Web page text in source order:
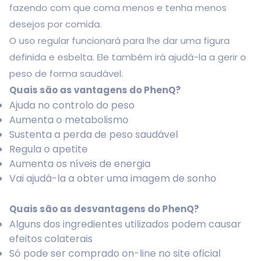
fazendo com que coma menos e tenha menos
desejos por comida.
O uso regular funcionará para lhe dar uma figura
definida e esbelta. Ele também irá ajudá-la a gerir o
peso de forma saudável.
Quais são as vantagens do PhenQ?
Ajuda no controlo do peso
Aumenta o metabolismo
Sustenta a perda de peso saudável
Regula o apetite
Aumenta os níveis de energia
Vai ajudá-la a obter uma imagem de sonho
Quais são as desvantagens do PhenQ?
Alguns dos ingredientes utilizados podem causar
efeitos colaterais
Só pode ser comprado on-line no site oficial